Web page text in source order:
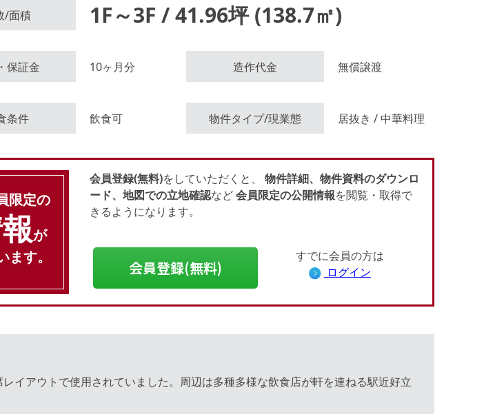
ログイン後に
全てがご覧いただけます。
ログイン後に
/面積 1F～3F / 41.96坪 (138.7㎡)
保証金 10ヶ月分 造作代金 無償譲渡
条件 飲食可 物件タイプ/現業態 居抜き / 中華料理
限定の
が
ます。
会員登録(無料)をしていただくと、物件詳細、物件資料のダウンロ
ード、地図での立地確認など会員限定の公開情報を閲覧・取得で
きるようになります。
会員登録(無料)
すでに会員の方は
ログイン
イアウトで使用されていました。周辺は多種多様な飲食店が軒を連ねる駅近好立